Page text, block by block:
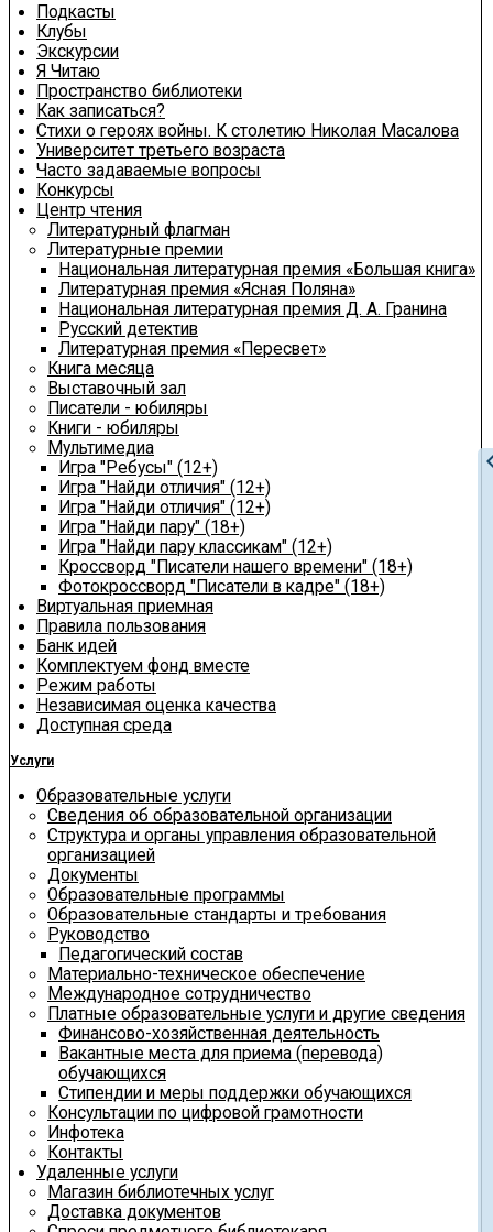
Подкасты
Клубы
Экскурсии
Я Читаю
Пространство библиотеки
Как записаться?
Стихи о героях войны. К столетию Николая Масалова
Университет третьего возраста
Часто задаваемые вопросы
Конкурсы
Центр чтения
Литературный флагман
Литературные премии
Национальная литературная премия «Большая книга»
Литературная премия «Ясная Поляна»
Национальная литературная премия Д. А. Гранина
Русский детектив
Литературная премия «Пересвет»
Книга месяца
Выставочный зал
Писатели - юбиляры
Книги - юбиляры
Мультимедиа
Игра "Ребусы" (12+)
Игра "Найди отличия" (12+)
Игра "Найди отличия" (12+)
Игра "Найди пару" (18+)
Игра "Найди пару классикам" (12+)
Кроссворд "Писатели нашего времени" (18+)
Фотокроссворд "Писатели в кадре" (18+)
Виртуальная приемная
Правила пользования
Банк идей
Комплектуем фонд вместе
Режим работы
Независимая оценка качества
Доступная среда
Услуги
Образовательные услуги
Сведения об образовательной организации
Структура и органы управления образовательной
организацией
Документы
Образовательные программы
Образовательные стандарты и требования
Руководство
Педагогический состав
Материально-техническое обеспечение
Международное сотрудничество
Платные образовательные услуги и другие сведения
Финансово-хозяйственная деятельность
Вакантные места для приема (перевода)
обучающихся
Стипендии и меры поддержки обучающихся
Консультации по цифровой грамотности
Инфотека
Контакты
Удаленные услуги
Магазин библиотечных услуг
Доставка документов